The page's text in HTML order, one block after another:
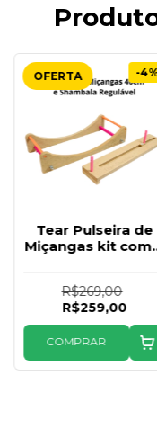
Tear Pulseira de
Miçangas kit com
R$269,00
R$259,00
COMPRAR
-